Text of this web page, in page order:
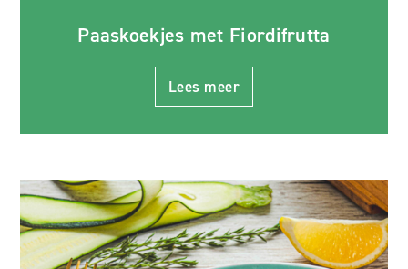
Paaskoekjes met Fiordifrutta
Lees meer